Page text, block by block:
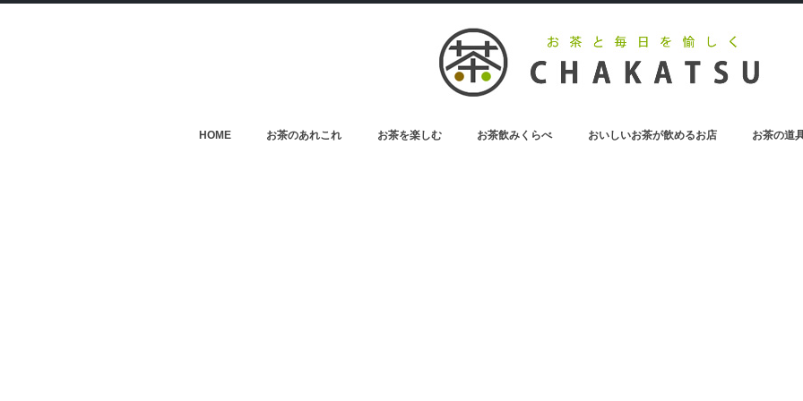
HOME お茶のあれこれ お茶を楽しむ お茶飲みくらべ おいしいお茶が飲めるお店 お茶の道